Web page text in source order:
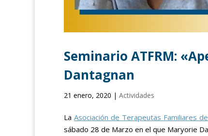
Seminario ATFRM:
Dantagnan
21 enero, 2020 | Actividades
LaAsociación de Terapeutas Familiares
sábado 28 de Marzo en el que Maryorie